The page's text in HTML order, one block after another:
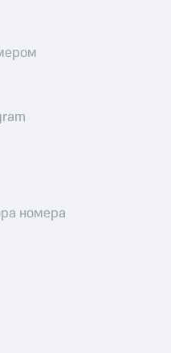
номера